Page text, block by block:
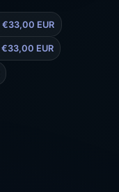
€33,00 EUR
€33,00 EUR